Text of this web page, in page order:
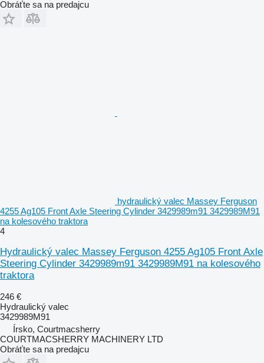
Obráťte sa na predajcu
hydraulický valec Massey Ferguson
4255 Ag105 Front Axle Steering Cylinder 3429989m91 3429989M91
na kolesového traktora
4
Hydraulický valec Massey Ferguson 4255 Ag105 Front Axle
Steering Cylinder 3429989m91 3429989M91 na kolesového
traktora
246 €
Hydraulický valec
3429989M91
Írsko, Courtmacsherry
COURTMACSHERRY MACHINERY LTD
Obráťte sa na predajcu